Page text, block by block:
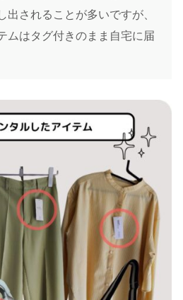
出されることが多いですが、
ムはタグ付きのまま自宅に届